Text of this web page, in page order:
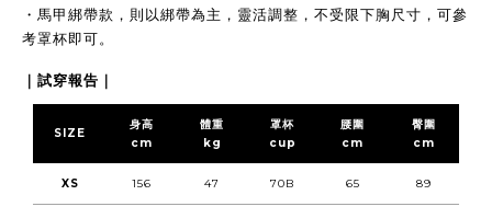
・ 馬甲綁帶款，則以綁帶為主，靈活調整，不受限下胸尺寸，可參
考罩杯即可。
｜試穿報告｜
SIZE
身高
cm
體重
kg
罩杯
cup
腰圍
cm
臀圍
cm
XS 156 47 70B 65 89